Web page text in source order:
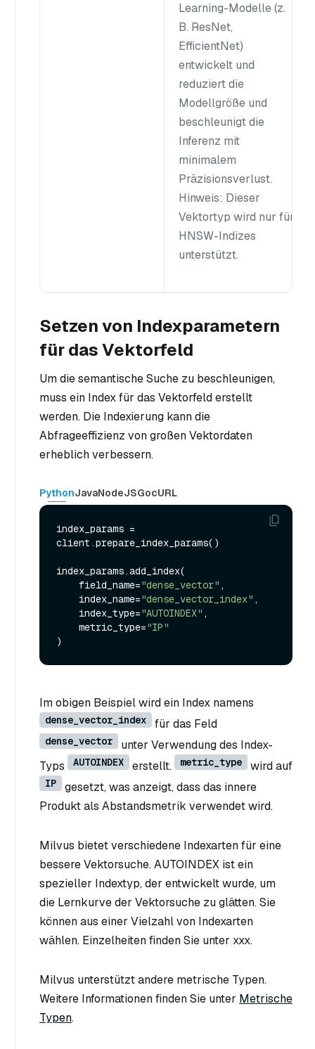
Learning-Modelle (z.
B. ResNet,
EfficientNet)
entwickelt und
reduziert die
Modellgröße und
beschleunigt die
Inferenz mit
minimalem
Präzisionsverlust.
Hinweis: Dieser
Vektortyp wird nur für
HNSW-Indizes
unterstützt.
Setzen von Indexparametern
für das Vektorfeld
Um die semantische Suche zu beschleunigen,
muss ein Index für das Vektorfeld erstellt
werden. Die Indexierung kann die
Abfrageeffizienz von großen Vektordaten
erheblich verbessern.
PythonJavaNodeJSGocURL
index_params =
client.prepare_index_params()
index_params.add_index(
    field_name=
"dense_vector" ,
    index_name=
"dense_vector_index" ,
    index_type=
"AUTOINDEX" ,
    metric_type=
"IP"
Im obigen Beispiel wird ein Index namens
dense_vector_index für das Feld
dense_vector
unter Verwendung des Index-
Typs
AUTOINDEX erstellt. metric_type wird auf
IP
gesetzt, was anzeigt, dass das innere
Produkt als Abstandsmetrik verwendet wird.
Milvus bietet verschiedene Indexarten für eine
bessere Vektorsuche. AUTOINDEX ist ein
spezieller Indextyp, der entwickelt wurde, um
die Lernkurve der Vektorsuche zu glätten. Sie
können aus einer Vielzahl von Indexarten
wählen. Einzelheiten finden Sie unter xxx.
Milvus unterstützt andere metrische Typen.
Weitere Informationen finden Sie unter Metrische
Typen.